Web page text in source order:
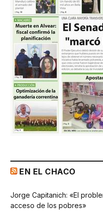
EN EL CHACO
Jorge Capitanich: «El
acceso de los pobres»